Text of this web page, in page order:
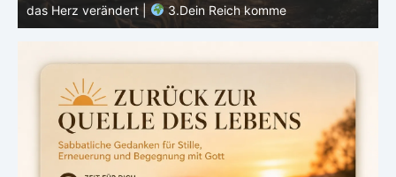
das Herz verändert |
2.Geheiligt werde dein Name